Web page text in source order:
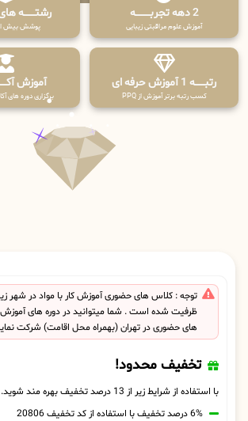
2 دهه تجربـــــــــه
آموزش علوم مراقبتی زیبایی پوشش بیش از 70
رتبــــــه 1 آموزش حرفه ای
کسب رتبه برتر آموزش از PPQ
آموزش
برگزاری دوره های
توجه : کلاس های حضوری آموزش کار با مواد در شهر
ظرفیت شده است . شما میتوانید در دوره های آموزش
های حضوری در تهران (بهمراه محل اقامت) شرکت
تخفیف محدود!
با استفاده از شرایط زیر از 13 درصد تخفیف بهره مند شوید.
6% درصد تخفیف با استفاده از کد تخفیف 20806